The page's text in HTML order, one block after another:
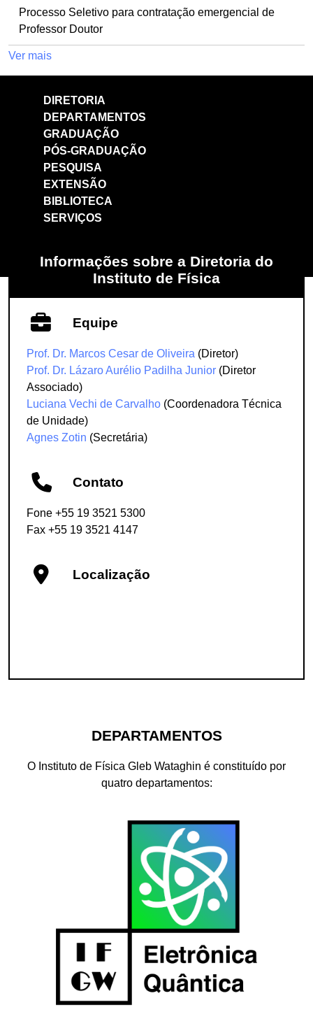
Processo Seletivo para contratação emergencial de
Professor Doutor
Ver mais
DIRETORIA
DEPARTAMENTOS
GRADUAÇÃO
PÓS-GRADUAÇÃO
PESQUISA
EXTENSÃO
BIBLIOTECA
SERVIÇOS
Informações sobre a Diretoria do
Instituto de Física
Equipe
Prof. Dr. Marcos Cesar de Oliveira (Diretor)
Prof. Dr. Lázaro Aurélio Padilha Junior (Diretor
Associado)
Luciana Vechi de Carvalho (Coordenadora Técnica
de Unidade)
Agnes Zotin (Secretária)
Contato
Fone +55 19 3521 5300
Fax +55 19 3521 4147
Localização
DEPARTAMENTOS
O Instituto de Física Gleb Wataghin é constituído por
quatro departamentos: